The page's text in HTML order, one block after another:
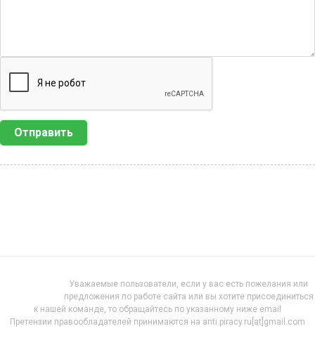
Отправить
Уважаемые пользователи, если у вас есть пожелания или
предложения по работе сайта или вы хотите присоединиться
к нашей команде, то обращайтесь по указанному ниже email
Претензии правообладателей принимаются на anti.piracy.ru[at]gmail.com